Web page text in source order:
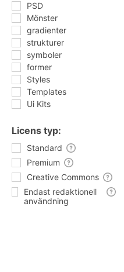
PSD
Mönster
gradienter
strukturer
symboler
former
Styles
Templates
Ui Kits
Licens typ:
Standard
Premium
Creative Commons
Endast redaktionell
användning